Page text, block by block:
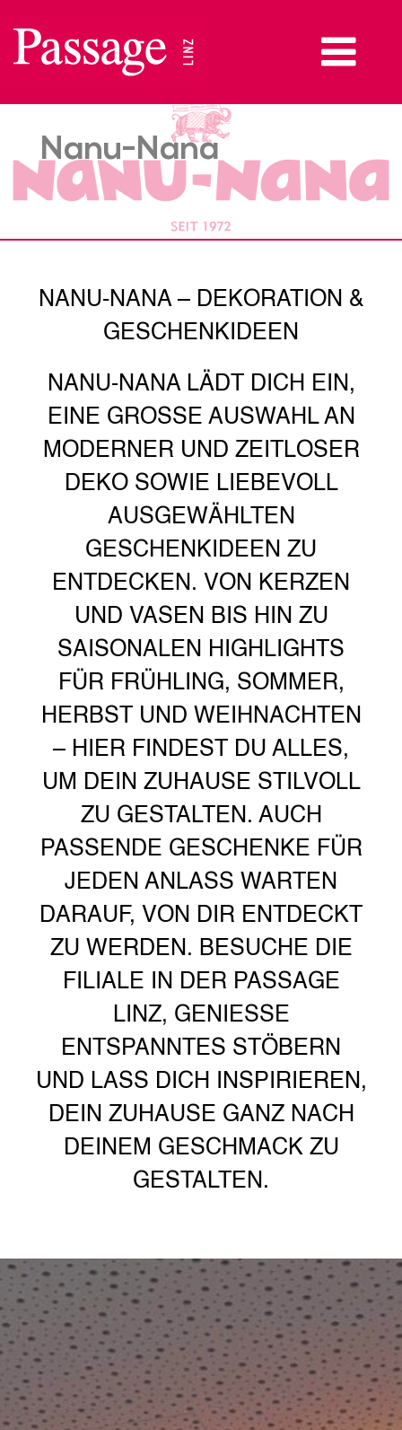
Inhalt
Nanu-Nana
NANU-NANA – DEKORATION &
GESCHENKIDEEN
NANU-NANA LÄDT DICH EIN,
EINE GROSSE AUSWAHL AN M
ODERNER UND ZEITLOSER D
EKO SOWIE LIEBEVOLL A
USGEWÄHLTEN G
ESCHENKIDEEN ZU E
NTDECKEN. VON KERZEN U
ND VASEN BIS HIN ZU S
AISONALEN HIGHLIGHTS F
ÜR FRÜHLING, SOMMER, H
ERBST UND WEIHNACHTEN –
HIER FINDEST DU ALLES, U
M DEIN ZUHAUSE STILVOLL Z
U GESTALTEN. AUCH P
ASSENDE GESCHENKE FÜR J
EDEN ANLASS WARTEN D
ARAUF, VON DIR ENTDECKT Z
U WERDEN. BESUCHE DIE F
ILIALE IN DER PASSAGE L
INZ, GENIESSE EN
TSPANNTES STÖBERN UN
D LASS DICH INSPIRIEREN, DE
IN ZUHAUSE GANZ NACH DE
INEM GESCHMACK ZU GE
STALTEN.